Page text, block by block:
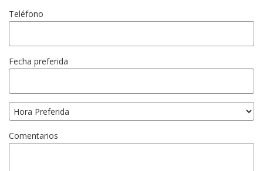
Teléfono
Fecha preferida
Comentarios